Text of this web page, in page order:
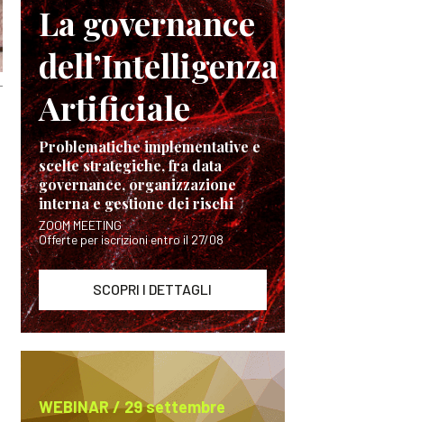
La governance
dell’Intelligenza
Artificiale
Problematiche implementative e
scelte strategiche, fra data
governance, organizzazione
interna e gestione dei rischi
ZOOM MEETING
Offerte per iscrizioni entro il 27/08
SCOPRI I DETTAGLI
WEBINAR / 29 settembre